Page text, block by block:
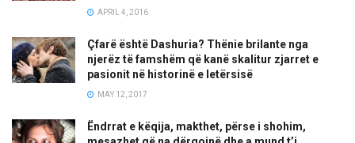
APRIL 4, 2016
Çfarë është Dashuria? Thënie brilante nga
njerëz të famshëm që kanë skalitur zjarret e
pasionit në historinë e letërsisë
MAY 12, 2017
Ëndrrat e këqija, makthet, përse i shohim,